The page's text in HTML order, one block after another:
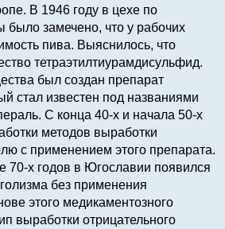
В 1946 году в цехе по
было замечено, что у рабочих
пива. Выяснилось, что
тетраэтилтиурамдисульфид.
был создан препарат
стал известен под названиями
С конца 40-х и начала 50-х
методов выработки
с применением этого препарата.
70-х годов в Югославии появился
без применения
этого медикаментозного
выработки отрицательного